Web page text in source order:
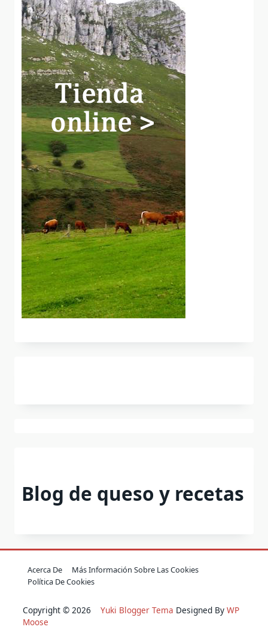
Blog de queso y recetas
Acerca De
Más Información Sobre Las Cookies
Política De Cookies
Copyright © 2026 Yuki Blogger Tema Designed By WP
Moose